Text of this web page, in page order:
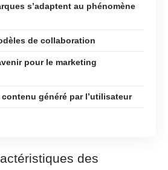
s’adaptent au phénomène
de collaboration
pour le marketing
généré par l’utilisateur
des